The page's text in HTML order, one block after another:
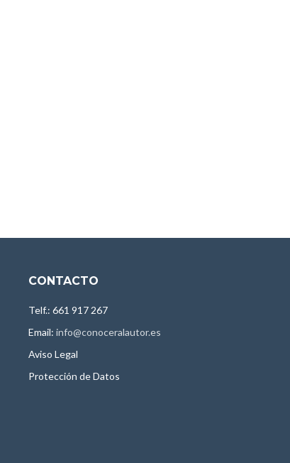
CONTACTO
Telf.: 661 917 267
Email: info@conoceralautor.es
Aviso Legal
Protección de Datos